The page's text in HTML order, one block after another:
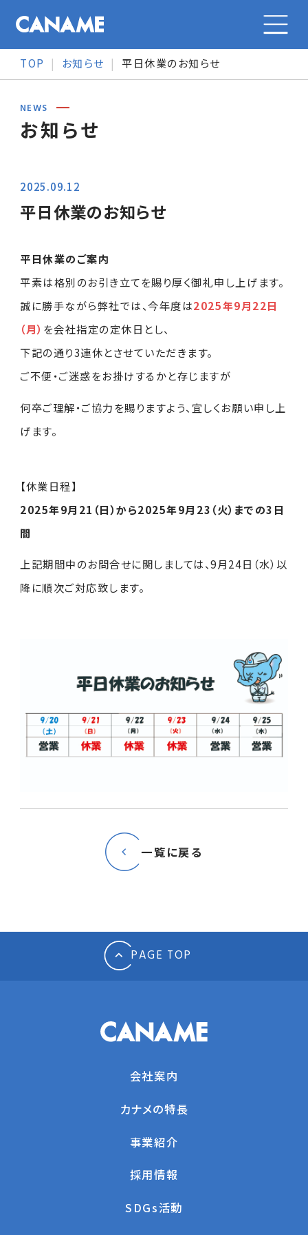
会社案内トップ
会社概要
各事業所
カナメの特長トップ
オリジナル製品
カナメ会
受賞・認可
事業紹介
事業紹介トップ
大型施設の金属屋根
工場倉庫の屋根修繕
住宅リフォーム
製品開発・製造
採用情報
採用情報トップ
新卒採用
丸わかり
SDGs活動
お客さまからの評価
お問い合わせ
メディア情報
プライバシーポリシー
TOP お知らせ 平日休業のお知らせ
NEWS
お知らせ
2025.09.12
平日休業のお知らせ
平日休業のご案内
平素は格別のお引き立てを賜り厚く御礼申し上げます。
誠に勝手ながら弊社では、今年度は2025年9月22日
（月） を会社指定の定休日とし、
下記の通り3連休とさせていただきます。
ご不便・ご迷惑をお掛けするかと存じますが
何卒ご理解・ご協力を賜りますよう、宜しくお願い申し上
げます。
【休業日程】
2025年9月21（日）から2025年9月23（火）までの3日
間
上記期間中のお問合せに関しましては、9月24日（水）以
降に順次ご対応致します。
一覧に戻る
PAGE TOP
会社案内
カナメの特長
事業紹介
採用情報
SDGs活動